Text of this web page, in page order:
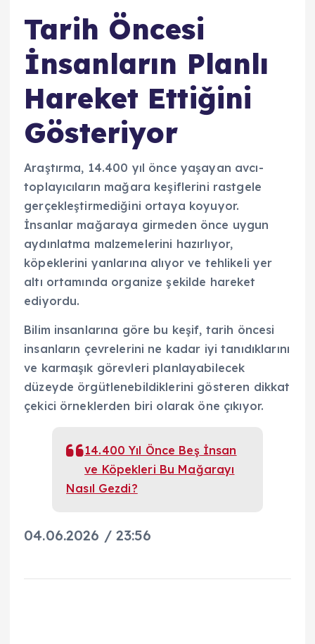
Tarih Öncesi
İnsanların Planlı
Hareket Ettiğini
Gösteriyor
Araştırma, 14.400 yıl önce yaşayan avcı-
toplayıcıların mağara keşiflerini rastgele
gerçekleştirmediğini ortaya koyuyor.
İnsanlar mağaraya girmeden önce uygun
aydınlatma malzemelerini hazırlıyor,
köpeklerini yanlarına alıyor ve tehlikeli yer
altı ortamında organize şekilde hareket
ediyordu.
Bilim insanlarına göre bu keşif, tarih öncesi
insanların çevrelerini ne kadar iyi tanıdıklarını
ve karmaşık görevleri planlayabilecek
düzeyde örgütlenebildiklerini gösteren dikkat
çekici örneklerden biri olarak öne çıkıyor.
14.400 Yıl Önce Beş İnsan
ve Köpekleri Bu Mağarayı
Nasıl Gezdi?
04.06.2026 / 23:56